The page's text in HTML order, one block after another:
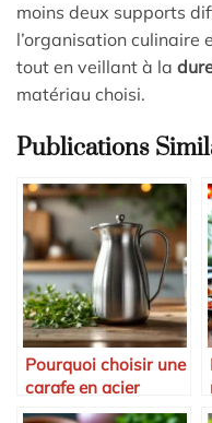
moins deux supports
l’organisation culinaire
tout en veillant à la
matériau choisi.
Publications
Pourquoi choisir une
carafe en acier
inoxydable ?